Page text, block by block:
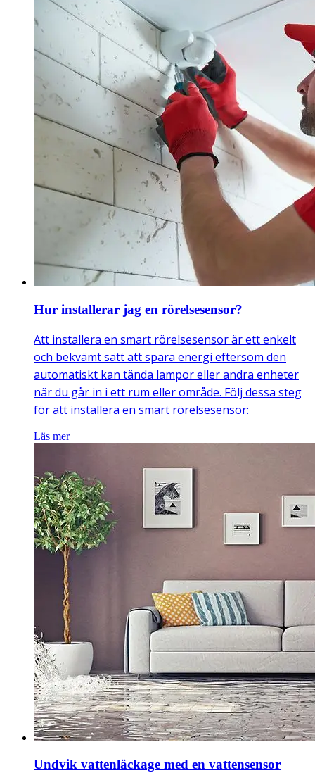
Hur installerar jag en rörelsesensor?
Att installera en smart rörelsesensor är ett enkelt
och bekvämt sätt att spara energi eftersom den
automatiskt kan tända lampor eller andra enheter
när du går in i ett rum eller område. Följ dessa steg
för att installera en smart rörelsesensor:
Läs mer
Undvik vattenläckage med en vattensensor